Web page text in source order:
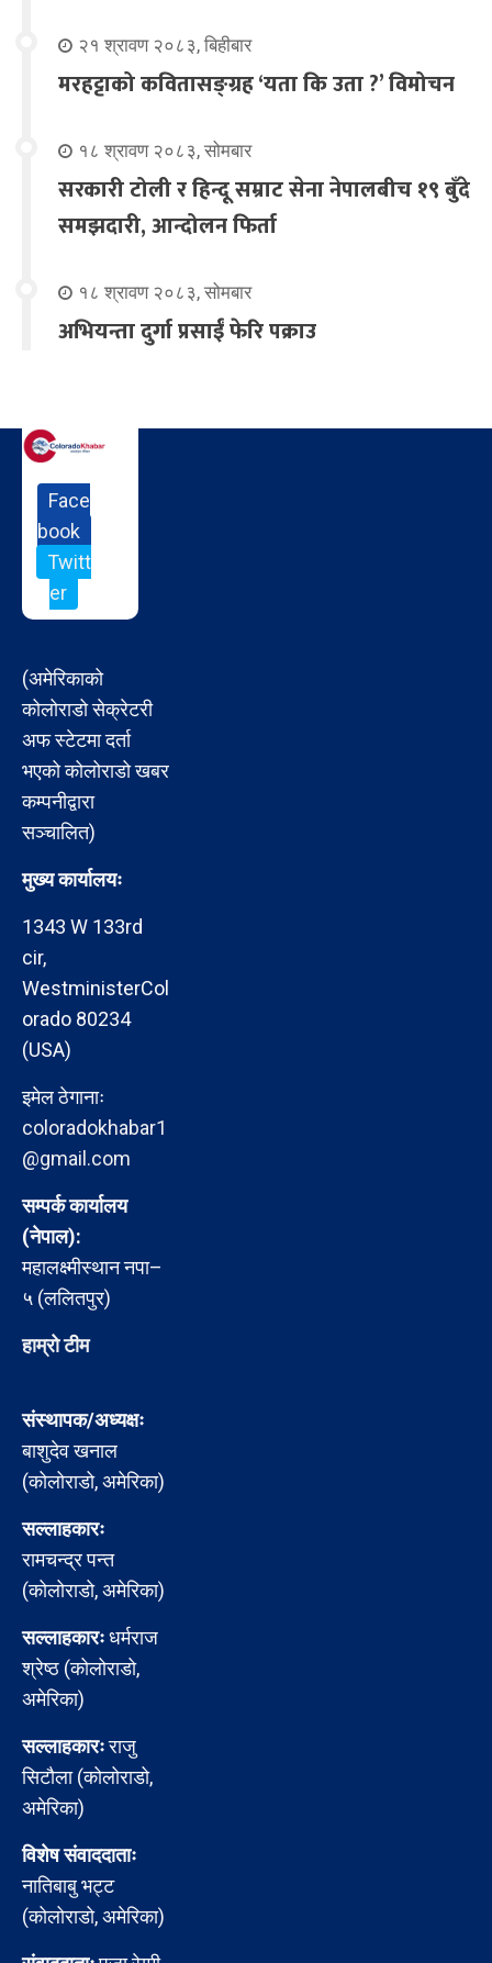
२१ श्रावण २०८३, बिहीबार
मरहट्टाको कवितासङ्ग्रह ‘यता कि उता ?’ विमोचन
१८ श्रावण २०८३, सोमबार
सरकारी टोली र हिन्दू सम्राट सेना नेपालबीच १९ बुँदे
समझदारी, आन्दोलन फिर्ता
१८ श्रावण २०८३, सोमबार
अभियन्ता दुर्गा प्रसाईं फेरि पक्राउ
Face
book
Twitt
er
(अमेरिकाको
कोलोराडो सेक्रेटरी
अफ स्टेटमा दर्ता
भएको कोलोराडो खबर
कम्पनीद्वारा
सञ्चालित)
मुख्य कार्यालयः
1343 W 133rd
cir,
WestministerCol
orado 80234
(USA)
इमेल ठेगानाः
coloradokhabar1
@gmail.com
सम्पर्क कार्यालय
(नेपाल):
महालक्ष्मीस्थान नपा–
५ (ललितपुर)
हाम्रो टीम
संस्थापक/अध्यक्षः
बाशुदेव खनाल
(कोलोराडो, अमेरिका)
सल्लाहकारः
रामचन्द्र पन्त
(कोलोराडो, अमेरिका)
सल्लाहकारःधर्मराज
श्रेष्ठ (कोलोराडो,
अमेरिका)
सल्लाहकारःराजु
सिटौला (कोलोराडो,
अमेरिका)
विशेष संवाददाताः
नातिबाबु भट्ट
(कोलोराडो, अमेरिका)